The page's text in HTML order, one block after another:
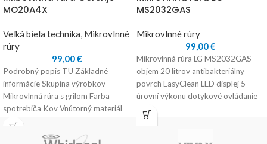
MO20A4X
Veľká biela technika, Mikrovlnné
rúry
99,00€
Podrobný popis TU Základné
informácie Skupina výrobkov
Mikrovlnná rúra s grilom Farba
spotrebiča Kov Vnútorný materiál
Lakovaný kov Materiál ovládacieho
MS2032GAS
Mikrovlnné rúry
99,00€
Mikrovlnná rúra LG MS2032GAS
objem 20 litrov antibakteriálny
povrch EasyClean LED displej 5
úrovní výkonu dotykové ovládanie
funkcia Smart Diagnosis vnútorné